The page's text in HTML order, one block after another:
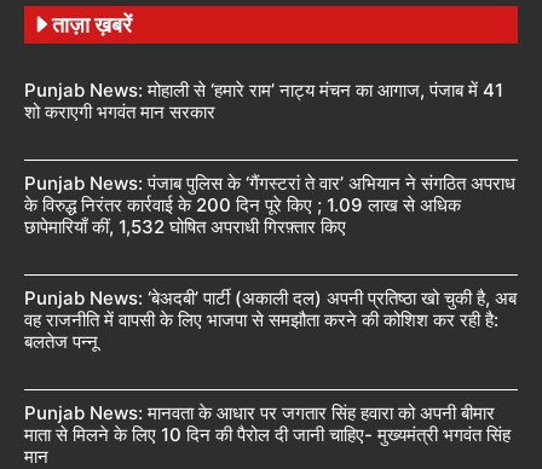
ताज़ा ख़बरें
Punjab News: मोहाली से ‘हमारे राम’ नाट्य मंचन का आगाज, पंजाब में 41
शो कराएगी भगवंत मान सरकार
Punjab News: पंजाब पुलिस के ‘गैंगस्टरां ते वार’ अभियान ने संगठित अपराध
के विरुद्ध निरंतर कार्रवाई के 200 दिन पूरे किए ; 1.09 लाख से अधिक
छापेमारियाँ कीं, 1,532 घोषित अपराधी गिरफ़्तार किए
Punjab News: ‘बेअदबी’ पार्टी (अकाली दल) अपनी प्रतिष्ठा खो चुकी है, अब
वह राजनीति में वापसी के लिए भाजपा से समझौता करने की कोशिश कर रही है:
बलतेज पन्नू
Punjab News: मानवता के आधार पर जगतार सिंह हवारा को अपनी बीमार
माता से मिलने के लिए 10 दिन की पैरोल दी जानी चाहिए- मुख्यमंत्री भगवंत सिंह
मान